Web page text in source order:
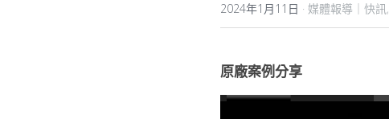
2024年1月11日 · 媒體報導｜快訊,
原廠案例分享